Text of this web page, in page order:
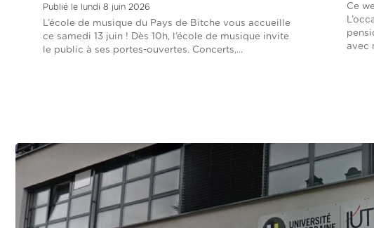
Publié le lundi 8 juin 2026
L’école de musique du Pays de Bitche vous accueille
ce samedi 13 juin ! Dès 10h, l’école de musique invite
le public à ses portes-ouvertes. Concerts,...
Ce
avec